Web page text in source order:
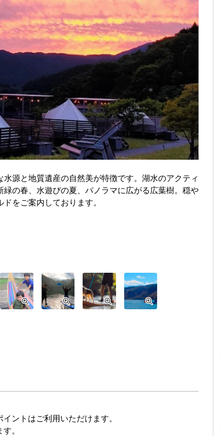
源と地質遺産の自然美が特徴です。湖水のアクティ
の春、水遊びの夏、パノラマに広がる広葉樹。穏や
をご案内しております。
ントはご利用いただけます。
。